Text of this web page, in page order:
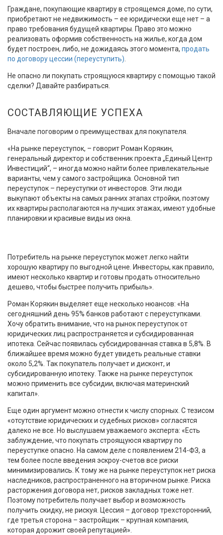
Граждане, покупающие квартиру в строящемся доме, по сути,
приобретают не недвижимость – ее юридически еще нет – а
право требования будущей квартиры. Право это можно
реализовать оформив собственность на жилье, когда дом
будет построен, либо, не дожидаясь этого момента, продать
по договору цессии (переуступить)
Не опасно ли покупать строящуюся квартиру с помощью такой
сделки? Давайте разбираться.
СОСТАВЛЯЮЩИЕ УСПЕХА
Вначале поговорим о преимуществах для покупателя.
«На рынке переуступок, – говорит Роман Корякин,
генеральный директор и собственник проекта „Единый Центр
Инвестиций“, – иногда можно найти более привлекательные
варианты, чем у самого застройщика. Основной тип
переуступок – переуступки от инвесторов. Эти люди
выкупают объекты на самых ранних этапах стройки, поэтому
их квартиры располагаются на лучших этажах, имеют удобные
планировки и красивые виды из окна.
Потребитель на рынке переуступок может легко найти
хорошую квартиру по выгодной цене. Инвесторы, как правило,
имеют несколько квартир и готовы продать относительно
дешево, чтобы быстрее получить прибыль».
Роман Корякин выделяет еще несколько нюансов: «На
сегодняшний день 95% банков работают с переуступками.
Хочу обратить внимание, что на рынок переуступок от
юридических лиц распространяется и субсидированная
ипотека. Сейчас появилась субсидированная ставка в 5,8%. В
ближайшее время можно будет увидеть реальные ставки
около 5,2%. Так покупатель получает и дисконт, и
субсидированную ипотеку. Также на рынке переуступок
можно применить все субсидии, включая материнский
капитал».
Еще один аргумент можно отнести к числу спорных. С тезисом
«отсутствие юридических и судебных рисков» согласятся
далеко не все. Но выслушаем уважаемого эксперта: «Есть
заблуждение, что покупать строящуюся квартиру по
переуступке опасно. На самом деле с появлением 214-ФЗ, а
тем более после введения эскроу-счетов все риски
минимизировались. К тому же на рынке переуступок нет риска
наследников, распространенного на вторичном рынке. Риска
расторжения договора нет, рисков закладных тоже нет.
Поэтому потребитель получает выбор и возможность
получить скидку, не рискуя. Цессия – договор трехсторонний,
где третья сторона – застройщик – крупная компания,
которая дорожит своей репутацией».